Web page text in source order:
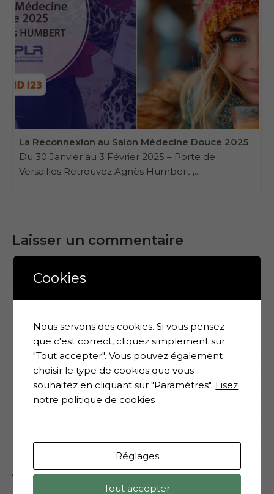
La Reconnexion au Salon Médecine Douce 2025
Du 30 Janvier au 3 Février 2025 – Porte de
Versailles Retrouvez Agnès Humbert ,...
Laisser un commentaire
Vous devez
commentaire.
Catégories
Informations
Les accréditations
Les conférences
Les formations
Les salons
Actus récentes
Cookies
Nous servons des cookies. Si vous pensez
que c'est correct, cliquez simplement sur
"Tout accepter". Vous pouvez également
choisir le type de cookies que vous
souhaitez en cliquant sur "Paramètres". Lisez
notre politique de cookies
Réglages
Tout accepter